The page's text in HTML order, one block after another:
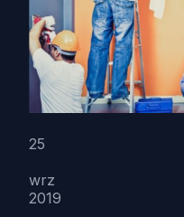
25
wrz
2019